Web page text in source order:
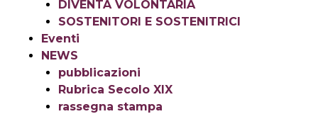
DIVENTA VOLONTARIA
SOSTENITORI E SOSTENITRICI
Eventi
NEWS
pubblicazioni
Rubrica Secolo XIX
rassegna stampa